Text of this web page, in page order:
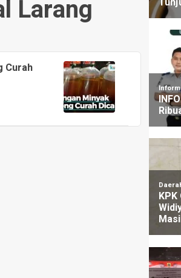
Larang
Curah